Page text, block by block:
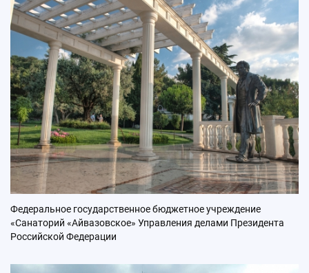
Федеральное государственное бюджетное учреждение
«Санаторий «Айвазовское» Управления делами Президента
Российской Федерации